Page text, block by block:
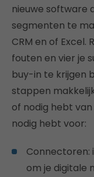
nieuwe software
segmenten te
CRM en of
fouten en vier je
buy-in te krijgen
stappen
of nodig hebt
nodig hebt voor:
Connectoren:
om je digitale